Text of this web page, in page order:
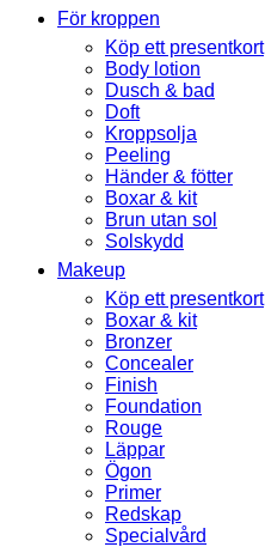
För kroppen
Köp ett presentkort
Body lotion
Dusch & bad
Doft
Kroppsolja
Peeling
Händer & fötter
Boxar & kit
Brun utan sol
Solskydd
Makeup
Köp ett presentkort
Boxar & kit
Bronzer
Concealer
Finish
Foundation
Rouge
Läppar
Ögon
Primer
Redskap
Specialvård